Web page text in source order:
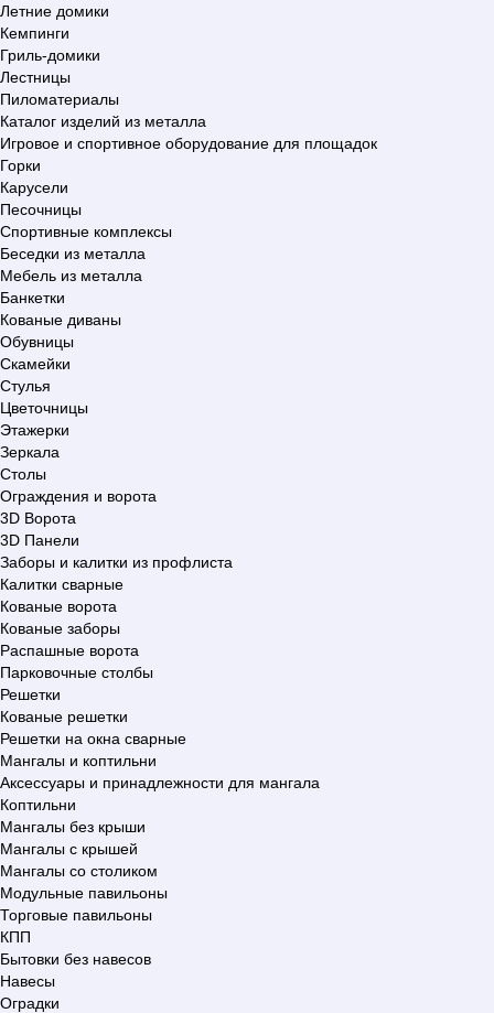
Летние домики
Кемпинги
Гриль-домики
Лестницы
Пиломатериалы
Каталог изделий из металла
Игровое и спортивное оборудование для площадок
Горки
Карусели
Песочницы
Спортивные комплексы
Беседки из металла
Мебель из металла
Банкетки
Кованые диваны
Обувницы
Скамейки
Стулья
Цветочницы
Этажерки
Зеркала
Столы
Ограждения и ворота
3D Ворота
3D Панели
Заборы и калитки из профлиста
Калитки сварные
Кованые ворота
Кованые заборы
Распашные ворота
Парковочные столбы
Решетки
Кованые решетки
Решетки на окна сварные
Мангалы и коптильни
Аксессуары и принадлежности для мангала
Коптильни
Мангалы без крыши
Мангалы с крышей
Мангалы со столиком
Модульные павильоны
Торговые павильоны
КПП
Бытовки без навесов
Навесы
Оградки